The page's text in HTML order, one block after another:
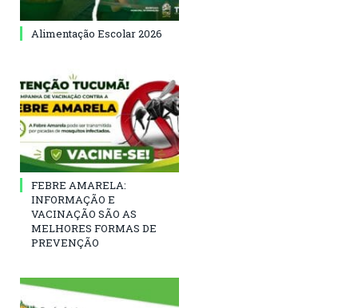
Alimentação Escolar 2026
FEBRE AMARELA:
INFORMAÇÃO E
VACINAÇÃO SÃO AS
MELHORES FORMAS DE
PREVENÇÃO